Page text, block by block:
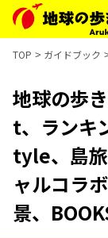
TOP ガイドブック
地球の歩
t、ランキ
tyle、島旅
ャルコラ
景、